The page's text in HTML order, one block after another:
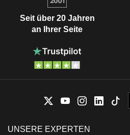
Seit über 20 Jahren
an Ihrer Seite
UNSERE EXPERTEN